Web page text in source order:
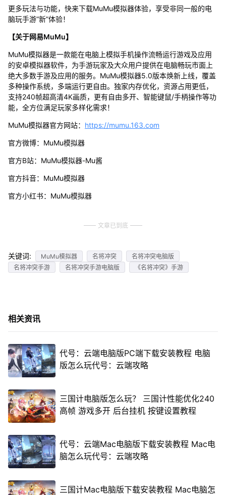
更多玩法与功能，快来下载MuMu模拟器体验，享受非同一般的电
脑玩手游“新”体验！
【关于网易MuMu】
MuMu模拟器是一款能在电脑上模拟手机操作流畅运行游戏及应用
的安卓模拟器软件，为手游玩家及大众用户提供在电脑畅玩市面上
绝大多数手游及应用的服务。MuMu模拟器5.0版本焕新上线，覆盖
多种操作系统，多端运行更自由。独家内存优化，资源占用更低，
支持240帧超高清4K画质，更有自由多开、智能键鼠/手柄操作等功
能，全方位满足玩家多样化需求！
MuMu模拟器官方网站： https://mumu.163.com
官方微博：MuMu模拟器
官方B站：MuMu模拟器-Mu酱
官方抖音：MuMu模拟器
官方小红书：MuMu模拟器
文章已到底
关键词: MuMu模拟器 名将冲突
名将冲突电脑版
名将冲突手游
名将冲突手游电脑版 《名将冲突》手游
相关资讯
代号：云端电脑版PC端下载安装教程 电脑
版怎么玩代号：云端攻略
三国计电脑版怎么玩？ 三国计性能优化240
高帧 游戏多开 后台挂机 按键设置教程
代号：云端Mac电脑版下载安装教程 Mac电
脑怎么玩代号：云端攻略
三国计Mac电脑版下载安装教程 Mac电脑怎